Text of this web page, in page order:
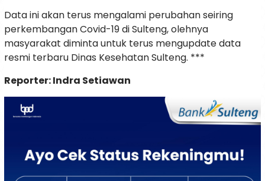
Data ini akan terus mengalami perubahan seiring
perkembangan Covid-19 di Sulteng, olehnya
masyarakat diminta untuk terus mengupdate data
resmi terbaru Dinas Kesehatan Sulteng. ***
Reporter: Indra Setiawan